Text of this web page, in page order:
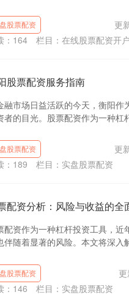
股票配资 更
： 164 栏目： 在线股票配资开户
股票配资服务指南
融市场日益活跃的今天，衡阳
者的目光。股票配资作为一种
股票配资 更
： 189 栏目： 实盘股票配资
配资分析：风险与收益的全
配资作为一种杠杆投资工具，
伴随着显著的风险。本文将深
股票配资
： 146 栏目： 实盘股票配资